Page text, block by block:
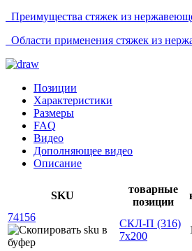
Преимущества стяжек из
Области применения стяжек из
Позиции
Характеристики
Размеры
FAQ
Видео
Дополняющее видео
Описание
SKU
товарные
позиции
74156
СКЛ-П (316)
7х200